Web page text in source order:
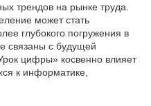
трендов на рынке труда.
может стать
глубокого погружения в
связаны с будущей
цифры» косвенно влияет
к информатике,